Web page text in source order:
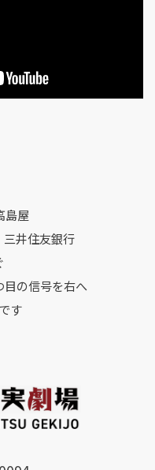
島屋
井住友銀行
目の信号を右へ
す